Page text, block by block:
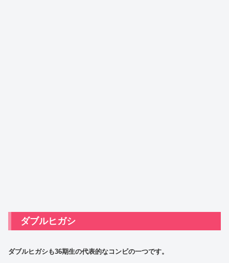
ダブルヒガシ
ダブルヒガシも36期生の代表的なコンビの一つです。